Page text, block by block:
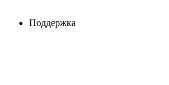
Поддержка